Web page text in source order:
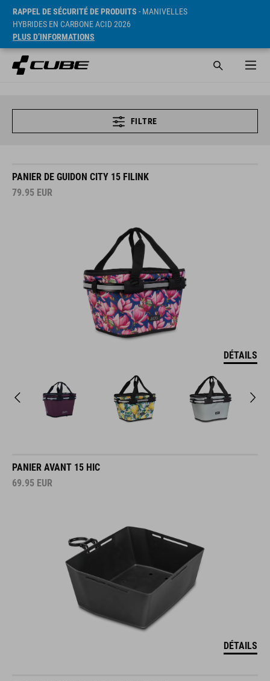
RAPPEL DE SÉCURITÉ DE PRODUITS - MANIVELLES
HYBRIDES EN CARBONE ACID 2026
PLUS D’INFORMATIONS
FILTRE
PANIER DE GUIDON CITY 15 FILINK
79.95 EUR
DÉTAILS
PANIER AVANT 15 HIC
69.95 EUR
DÉTAILS